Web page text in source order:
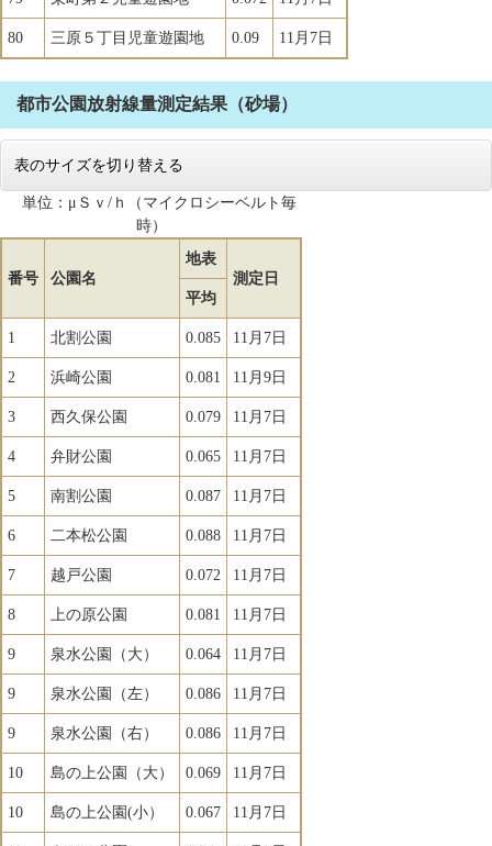
80 三原５丁目児童遊園地 0.09 11月7日
都市公園放射線量測定結果（砂場）
表のサイズを切り替える
単位：μＳｖ/ｈ（マイクロシーベルト毎
時）
番号 公園名
地表
測定日
平均
1 北割公園 0.085 11月7日
2 浜崎公園 0.081 11月9日
3 西久保公園 0.079 11月7日
4 弁財公園 0.065 11月7日
5 南割公園 0.087 11月7日
6 二本松公園 0.088 11月7日
7 越戸公園 0.072 11月7日
8 上の原公園 0.081 11月7日
9 泉水公園（大） 0.064 11月7日
9 泉水公園（左） 0.086 11月7日
9 泉水公園（右） 0.086 11月7日
10 島の上公園（大） 0.069 11月7日
10 島の上公園(小） 0.067 11月7日